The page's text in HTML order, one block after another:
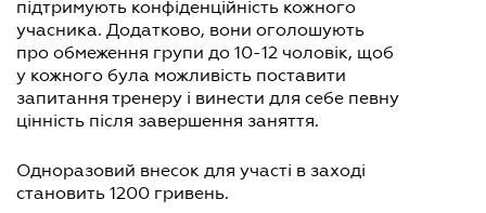
підтримують конфіденційність кожного
учасника. Додатково, вони оголошують
про обмеження групи до 10-12 чоловік, щоб
у кожного була можливість поставити
запитання тренеру і винести для себе певну
цінність після завершення заняття.
Одноразовий внесок для участі в заході
становить 1200 гривень.